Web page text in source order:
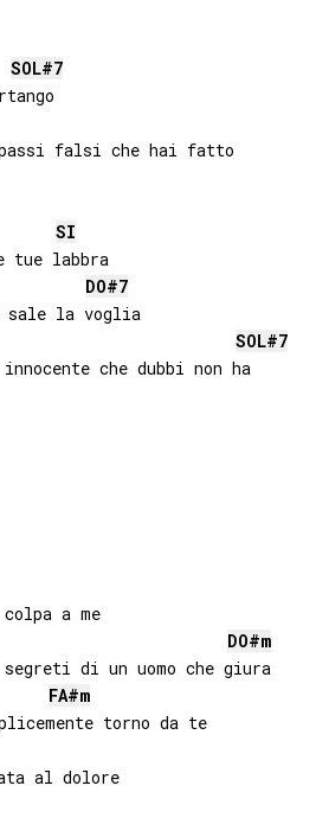
SOL#7
SI
tue labbra
DO#7
sale la voglia
SOL#7
che dubbi non ha
a me
DO#m
Ma la notte conosce i segreti di un uomo che giura
FA#m
torno da te
al dolore